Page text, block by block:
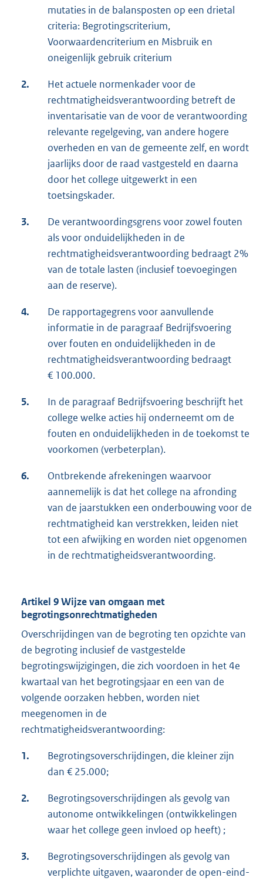
mutaties in de balansposten op een drietal
criteria: Begrotingscriterium,
Voorwaardencriterium en Misbruik en
oneigenlijk gebruik criterium
2.
Het actuele normenkader voor de
rechtmatigheidsverantwoording betreft de
inventarisatie van de voor de verantwoording
relevante regelgeving, van andere hogere
overheden en van de gemeente zelf, en wordt
jaarlijks door de raad vastgesteld en daarna
door het college uitgewerkt in een
toetsingskader.
3.
De verantwoordingsgrens voor zowel fouten
als voor onduidelijkheden in de
rechtmatigheidsverantwoording bedraagt 2%
van de totale lasten (inclusief toevoegingen
aan de reserve).
4.
De rapportagegrens voor aanvullende
informatie in de paragraaf Bedrijfsvoering
over fouten en onduidelijkheden in de
rechtmatigheidsverantwoording bedraagt
€ 100.000.
5.
In de paragraaf Bedrijfsvoering beschrijft het
college welke acties hij onderneemt om de
fouten en onduidelijkheden in de toekomst te
voorkomen (verbeterplan).
6.
Ontbrekende afrekeningen waarvoor
aannemelijk is dat het college na afronding
van de jaarstukken een onderbouwing voor de
rechtmatigheid kan verstrekken, leiden niet
tot een afwijking en worden niet opgenomen
in de rechtmatigheidsverantwoording.
Artikel 9 Wijze van omgaan met
begrotingsonrechtmatigheden
Overschrijdingen van de begroting ten opzichte van
de begroting inclusief de vastgestelde
begrotingswijzigingen, die zich voordoen in het 4e
kwartaal van het begrotingsjaar en een van de
volgende oorzaken hebben, worden niet
meegenomen in de
rechtmatigheidsverantwoording:
1.
Begrotingsoverschrijdingen, die kleiner zijn
dan € 25.000;
2.
Begrotingsoverschrijdingen als gevolg van
autonome ontwikkelingen (ontwikkelingen
waar het college geen invloed op heeft) ;
3.
Begrotingsoverschrijdingen als gevolg van
verplichte uitgaven, waaronder de open-eind-